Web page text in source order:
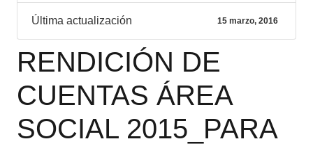
Última actualización 15 marzo, 2016
RENDICIÓN DE
CUENTAS ÁREA
SOCIAL 2015_PARA